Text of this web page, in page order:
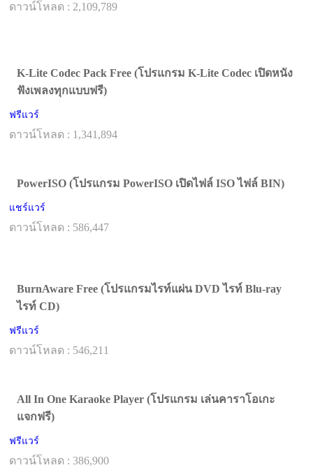
ดาวน์โหลด : 2,109,789
K-Lite Codec Pack Free (โปรแกรม K-Lite Codec เปิดหนัง
ฟังเพลงทุกแบบฟรี)
ฟรีแวร์
ดาวน์โหลด : 1,341,894
PowerISO (โปรแกรม PowerISO เปิดไฟล์ ISO ไฟล์ BIN)
แชร์แวร์
ดาวน์โหลด : 586,447
BurnAware Free (โปรแกรมไรท์แผ่น DVD ไรท์ Blu-ray
ไรท์ CD)
ฟรีแวร์
ดาวน์โหลด : 546,211
All In One Karaoke Player (โปรแกรม เล่นคาราโอเกะ
แจกฟรี)
ฟรีแวร์
ดาวน์โหลด : 386,900